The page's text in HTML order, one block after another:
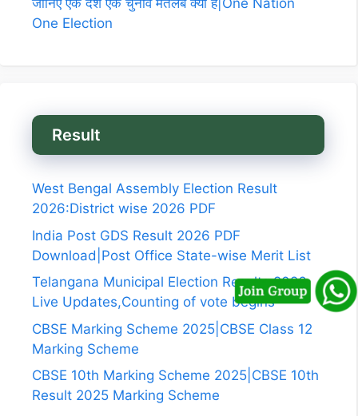
जानिए एक देश एक चुनाव मतलब क्या है|One Nation
One Election
Result
West Bengal Assembly Election Result
2026:District wise 2026 PDF
India Post GDS Result 2026 PDF
Download|Post Office State-wise Merit List
Telangana Municipal Election Results 2026
Live Updates,Counting of vote begins
CBSE Marking Scheme 2025|CBSE Class 12
Marking Scheme
CBSE 10th Marking Scheme 2025|CBSE 10th
Result 2025 Marking Scheme